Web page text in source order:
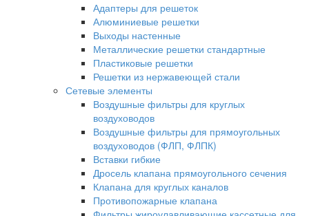
Адаптеры для решеток
Алюминиевые решетки
Выходы настенные
Металлические решетки стандартные
Пластиковые решетки
Решетки из нержавеющей стали
Сетевые элементы
Воздушные фильтры для круглых
воздуховодов
Воздушные фильтры для прямоугольных
воздуховодов (ФЛП, ФЛПК)
Вставки гибкие
Дросель клапана прямоугольного сечения
Клапана для круглых каналов
Противопожарные клапана